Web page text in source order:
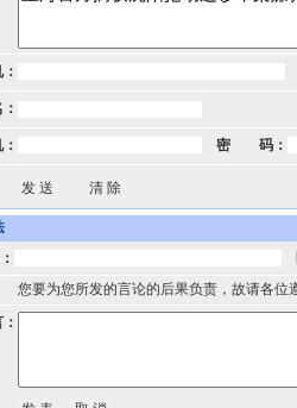
密 码：
您要为您所发的言论的后果负责，故请各位